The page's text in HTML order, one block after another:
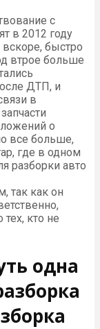
с
в 2012 году
быстро
втрое больше
ДТП, и
в
о
все больше,
где в одном
разборки авто
так как он
кто не
одна